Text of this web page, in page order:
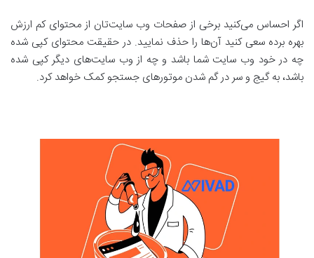
اگر احساس می‌کنید برخی از صفحات وب سایت‌تان از محتوای کم ارزش
بهره برده سعی کنید آن‌ها را حذف نمایید. در حقیقت محتوای کپی شده
چه در خود وب سایت شما باشد و چه از وب سایت‌های دیگر کپی شده
باشد، به گیج و سر در گم شدن موتورهای جستجو کمک خواهد کرد.